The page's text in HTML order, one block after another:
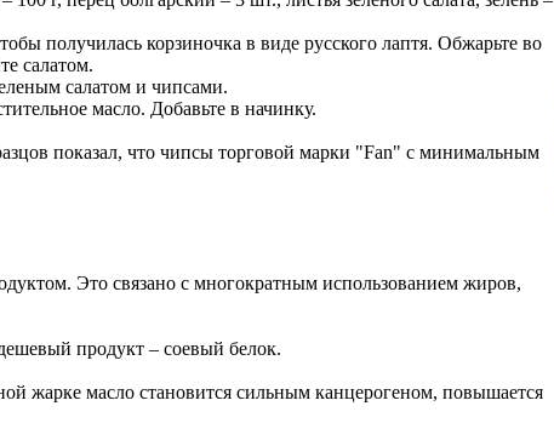
получилась корзиночка в виде русского лаптя. Обжарьте во
салатом.
салатом и чипсами.
масло. Добавьте в начинку.
показал, что чипсы торговой марки "Fan" с минимальным
Это связано с многократным использованием жиров,
продукт – соевый белок.
жарке масло становится сильным канцерогеном, повышается